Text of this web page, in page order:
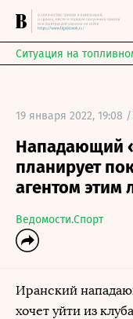
Ситуация на
19 января 2022, 19:08 /
Нападающий
планирует
агентом этим
Ведомости.Спорт
Иранский
хочет уйти из